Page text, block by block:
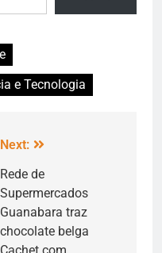
e Tecnologia
Next:
Rede de
Supermercados
Guanabara traz
chocolate belga